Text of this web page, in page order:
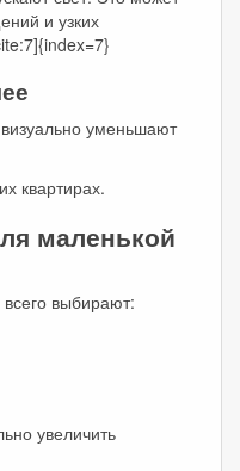
и узких
уменьшают
квартирах.
маленькой
выбирают:
увеличить